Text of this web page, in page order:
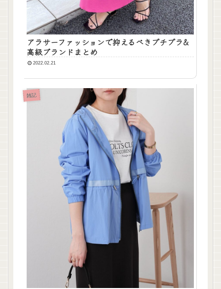
アラサーファッションで抑えるべきプチプラ&
高級ブランドまとめ
2022.02.21
雑記